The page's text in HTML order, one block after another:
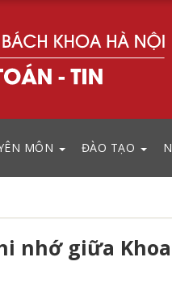
MÔN ĐÀO TẠO
nhớ giữa